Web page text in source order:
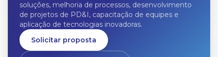
soluções, melhoria de processos, desenvolvimento
de projetos de PD&I, capacitação de equipes e
aplicação de tecnologias inovadoras.
Solicitar proposta